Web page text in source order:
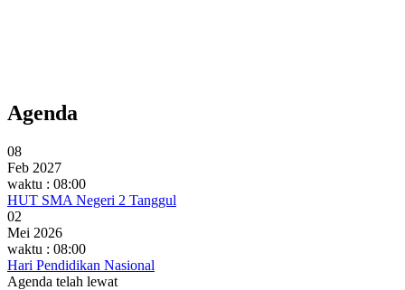
Agenda
08
Feb 2027
waktu : 08:00
HUT SMA Negeri 2 Tanggul
02
Mei 2026
waktu : 08:00
Hari Pendidikan Nasional
Agenda telah lewat